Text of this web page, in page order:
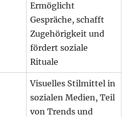
Ermöglicht
Gespräche, schafft
Zugehörigkeit und
fördert soziale
Rituale
Visuelles Stilmittel in
sozialen Medien, Teil
von Trends und